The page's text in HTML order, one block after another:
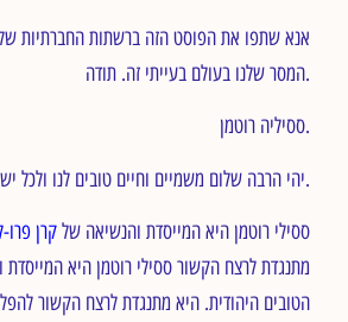
אנא שתפו את הפוסט הזה ברשתות החברתיות
המסר שלנו בעולם בעייתי זה. תודה.
ססיליה רוטמן.
יהי הרבה שלום משמיים וחיים טובים לנו ולכל ישראל. אמן.
ססילי רוטמן היא המייסדת והנשיאה שלקרן פרו-
מתנגדת לרצח הקשור ססילי רוטמן היא
הטובים היהודית. היא מתנגדת לרצח הקשור